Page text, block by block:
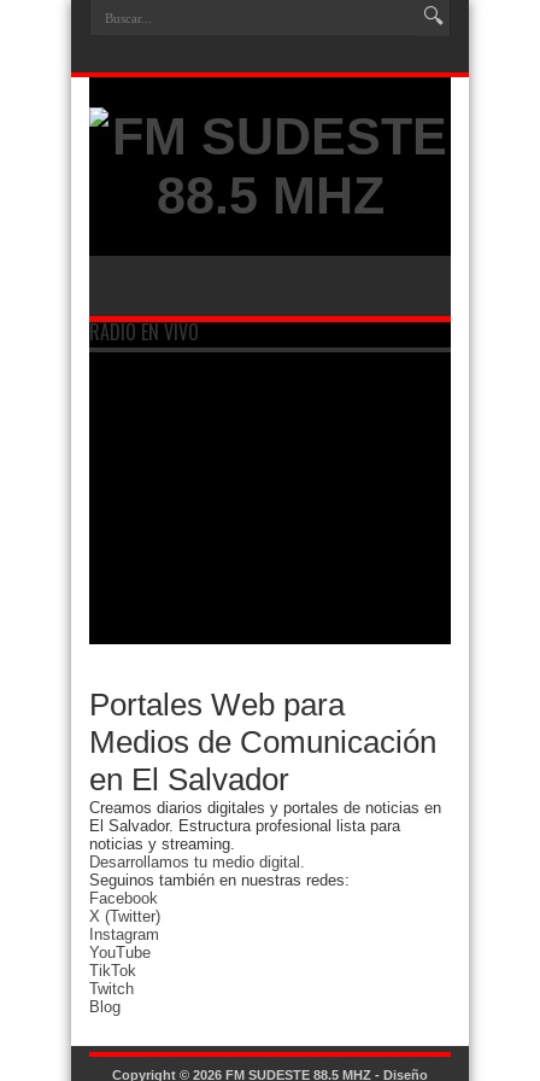
RADIO EN VIVO
Portales Web para
Medios de Comunicación
en El Salvador
Creamos diarios digitales y portales de noticias en
El Salvador. Estructura profesional lista para
noticias y streaming.
Desarrollamos tu medio digital.
Seguinos también en nuestras redes:
Facebook
X (Twitter)
Instagram
YouTube
TikTok
Twitch
Blog
Copyright © 2026 FM SUDESTE 88.5 MHZ - Diseño